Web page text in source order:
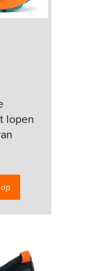
lopen